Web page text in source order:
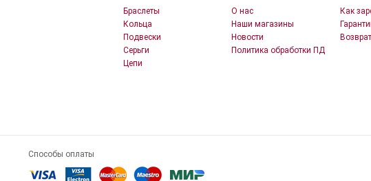
Браслеты
Кольца
Подвески
Серьги
Цепи
О нас
Наши магазины
Новости
Политика обработки ПД
Как
Способы оплаты